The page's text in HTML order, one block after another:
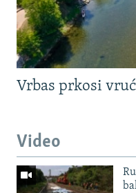
Vrbas prkosi
Video